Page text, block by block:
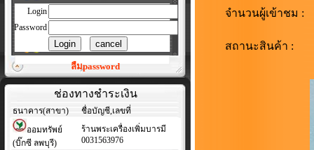
Login
Password
ลืมpassword
ช่องทางชำระเงิน
ธนาคาร(สาขา)
ชื่อบัญชี,เลขที่
ออมทรัพย์
(บิ๊กซี ลพบุรี)
ร้านพระเครื่องเพิ่มบารมี
0031563976
จำนวนผู้เข้าชม :
สถานะสินค้า :